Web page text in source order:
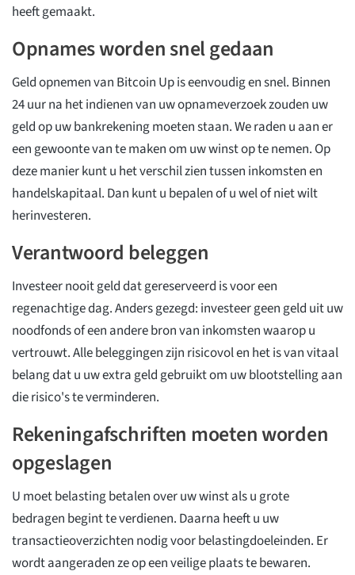
heeft gemaakt.
Opnames worden snel gedaan
Geld opnemen van Bitcoin Up is eenvoudig en snel. Binnen
24 uur na het indienen van uw opnameverzoek zouden uw
geld op uw bankrekening moeten staan. We raden u aan er
een gewoonte van te maken om uw winst op te nemen. Op
deze manier kunt u het verschil zien tussen inkomsten en
handelskapitaal. Dan kunt u bepalen of u wel of niet wilt
herinvesteren.
Verantwoord beleggen
Investeer nooit geld dat gereserveerd is voor een
regenachtige dag. Anders gezegd: investeer geen geld uit uw
noodfonds of een andere bron van inkomsten waarop u
vertrouwt. Alle beleggingen zijn risicovol en het is van vitaal
belang dat u uw extra geld gebruikt om uw blootstelling aan
die risico's te verminderen.
Rekeningafschriften moeten worden
opgeslagen
U moet belasting betalen over uw winst als u grote
bedragen begint te verdienen. Daarna heeft u uw
transactieoverzichten nodig voor belastingdoeleinden. Er
wordt aangeraden ze op een veilige plaats te bewaren.